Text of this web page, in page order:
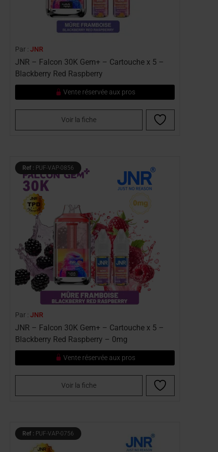
Par : JNR
JNR – Falcon 30K Gem+ – Cartouche x 5 –
Blackberry Red Raspberry
Vente réservée aux pros
Voir la fiche
Ref : PUF-VAP-0856
Par : JNR
JNR – Falcon 30K Gem+ – Cartouche x 5 –
Blackberry Red Raspberry – 0mg
Vente réservée aux pros
Voir la fiche
Ref : PUF-VAP-0756